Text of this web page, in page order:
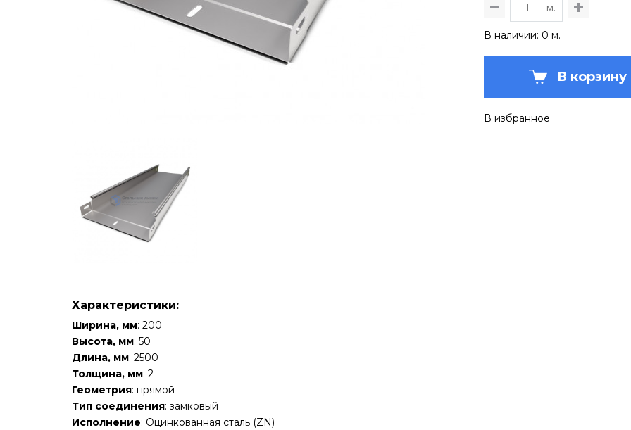
м.
В наличии: 0 м.
В корзину
В избранное
Характеристики:
Ширина, мм: 200
Высота, мм: 50
Длина, мм: 2500
Толщина, мм: 2
Геометрия: прямой
Тип соединения: замковый
Исполнение: Оцинкованная сталь (ZN)